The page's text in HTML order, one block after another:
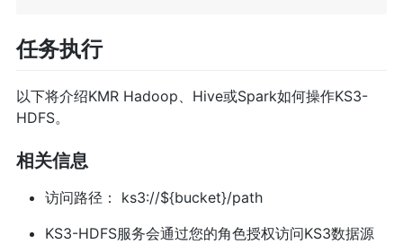
任务执行
以下将介绍KMR Hadoop、Hive或Spark如何操作KS3-
HDFS。
相关信息
访问路径： ks3://${bucket}/path
KS3-HDFS服务会通过您的角色授权访问KS3数据源